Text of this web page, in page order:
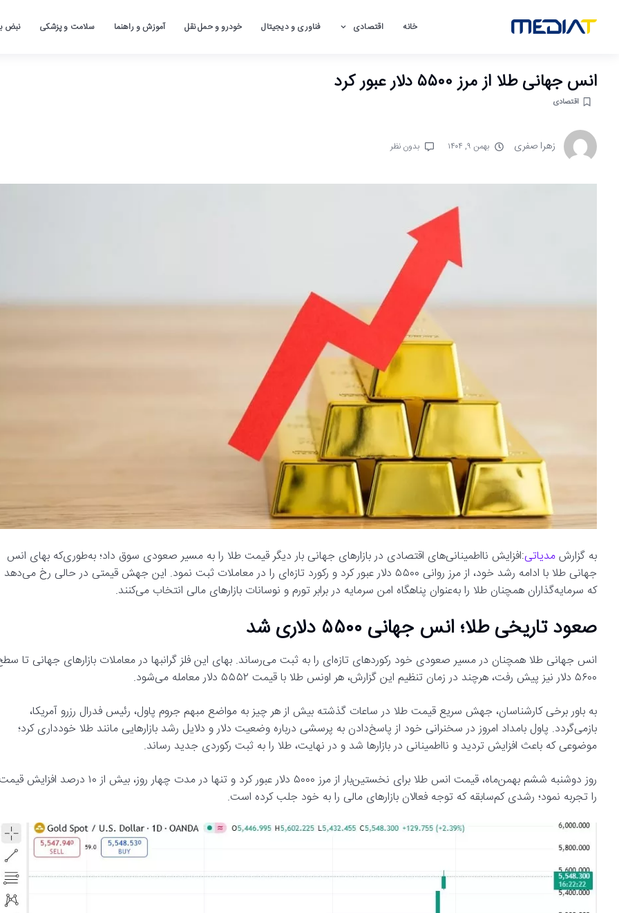
خانه اقتصادی فناوری و دیجیتال خودرو و حمل نقل آموزش و راهنما سلامت و پزشکی نبض
انس جهانی طلا از مرز ۵۵۰۰ دلار عبور کرد
اقتصادی
زهرا صفری بهمن ۹, ۱۴۰۴ بدون نظر
به گزارشمدیاتی:افزایش نااطمینانی‌های اقتصادی در بازارهای جهانی بار دیگر قیمت طلا را به مسیر صعودی سوق داد؛ به‌طوری‌که بهای انس
جهانی طلا با ادامه رشد خود، از مرز روانی ۵۵۰۰ دلار عبور کرد و رکورد تازه‌ای را در معاملات ثبت نمود. این جهش قیمتی در حالی رخ می‌دهد
که سرمایه‌گذاران همچنان طلا را به‌عنوان پناهگاه امن سرمایه در برابر تورم و نوسانات بازارهای مالی انتخاب می‌کنند.
صعود تاریخی طلا؛ انس جهانی ۵۵۰۰ دلاری شد
انس جهانی طلا همچنان در مسیر صعودی خود رکوردهای تازه‌ای را به ثبت می‌رساند. بهای این فلز گرانبها در معاملات بازارهای جهانی تا
۵۶۰۰ دلار نیز پیش رفت، هرچند در زمان تنظیم این گزارش، هر اونس طلا با قیمت ۵۵۵۲ دلار معامله می‌شود.
به باور برخی کارشناسان، جهش سریع قیمت طلا در ساعات گذشته بیش از هر چیز به مواضع مبهم جروم پاول، رئیس فدرال رزرو آمریکا،
بازمی‌گردد. پاول بامداد امروز در سخنرانی خود از پاسخ‌دادن به پرسشی درباره وضعیت دلار و دلایل رشد بازارهایی مانند طلا خودداری کرد؛
موضوعی که باعث افزایش تردید و نااطمینانی در بازارها شد و در نهایت، طلا را به ثبت رکوردی جدید رساند.
روز دوشنبه ششم بهمن‌ماه، قیمت انس طلا برای نخستین‌بار از مرز ۵۰۰۰ دلار عبور کرد و تنها در مدت چهار روز، بیش از ۱۰ درصد افزایش قیمت
را تجربه نمود؛ رشدی کم‌سابقه که توجه فعالان بازارهای مالی را به خود جلب کرده است.